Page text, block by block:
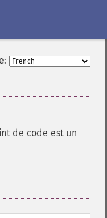
de code est un